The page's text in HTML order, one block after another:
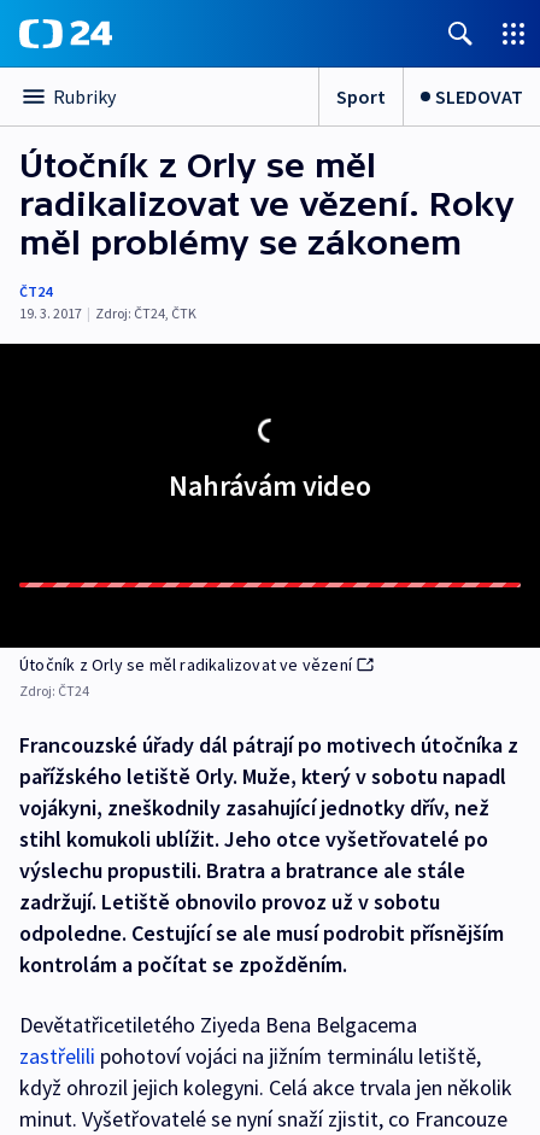
Rubriky Sport SLEDOVAT
Útočník z Orly se měl
radikalizovat ve vězení. Roky
měl problémy se zákonem
ČT24
19. 3. 2017 | Zdroj: ČT24, ČTK
Nahrávám video
Útočník z Orly se měl radikalizovat ve vězení
Zdroj: ČT24
Francouzské úřady dál pátrají po motivech útočníka z
pařížského letiště Orly. Muže, který v sobotu napadl
vojákyni, zneškodnily zasahující jednotky dřív, než
stihl komukoli ublížit. Jeho otce vyšetřovatelé po
výslechu propustili. Bratra a bratrance ale stále
zadržují. Letiště obnovilo provoz už v sobotu
odpoledne. Cestující se ale musí podrobit přísnějším
kontrolám a počítat se zpožděním.
Devětatřicetiletého Ziyeda Bena Belgacema
zastřelili pohotoví vojáci na jižním terminálu letiště,
když ohrozil jejich kolegyni. Celá akce trvala jen několik
minut. Vyšetřovatelé se nyní snaží zjistit, co Francouze